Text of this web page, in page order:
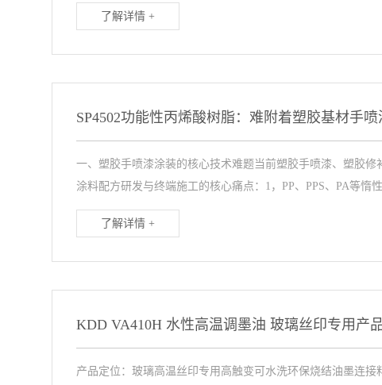
了解详情 +
一、塑胶手喷漆涂装的核心技术难题当前塑胶手喷漆、塑胶
涂料配方研发与终端施工的核心痛点：1，PP、PPS、PA等惰性
了解详情 +
KDD VA410H 水性高温调墨油 玻璃丝印专用产
产品定位：玻璃高温丝印专用高触变可水洗环保烧结油墨连